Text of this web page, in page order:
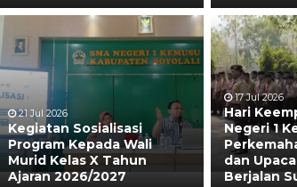
21 Jul 2026
Kegiatan Sosialisasi
Program Kepada Wali
Murid Kelas X Tahun
Ajaran 2026/2027
17 Jul 2026
Hari
Negeri 1
dan
Berjalan